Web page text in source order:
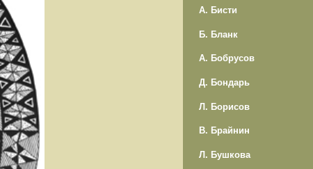
А. Бисти
Б. Бланк
А. Бобрусов
Д. Бондарь
Л. Борисов
В. Брайнин
Л. Бушкова